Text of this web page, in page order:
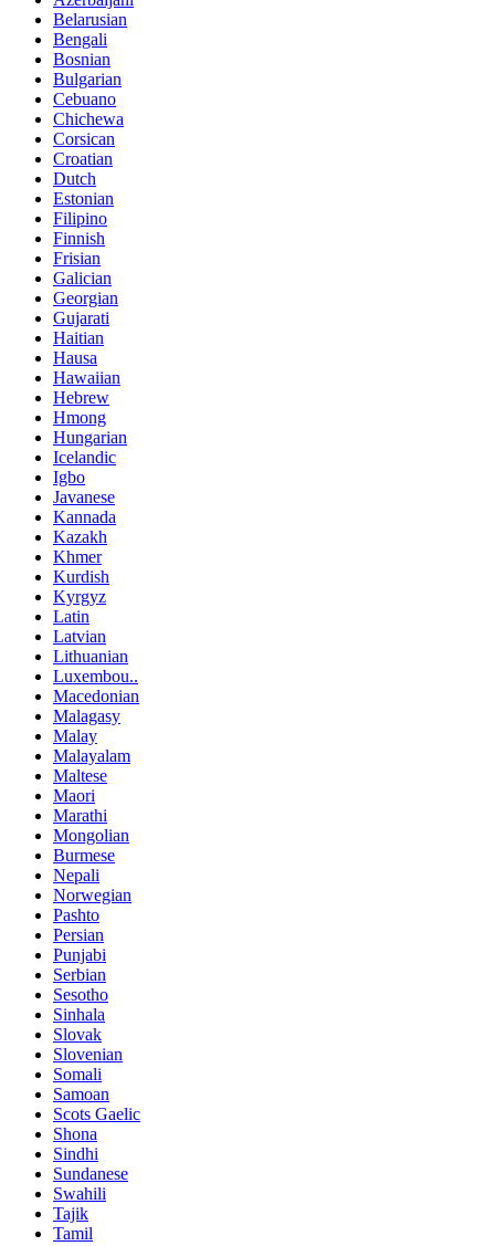
Belarusian
Bengali
Bosnian
Bulgarian
Cebuano
Chichewa
Corsican
Croatian
Dutch
Estonian
Filipino
Finnish
Frisian
Galician
Georgian
Gujarati
Haitian
Hausa
Hawaiian
Hebrew
Hmong
Hungarian
Icelandic
Igbo
Javanese
Kannada
Kazakh
Khmer
Kurdish
Kyrgyz
Latin
Latvian
Lithuanian
Luxembou..
Macedonian
Malagasy
Malay
Malayalam
Maltese
Maori
Marathi
Mongolian
Burmese
Nepali
Norwegian
Pashto
Persian
Punjabi
Serbian
Sesotho
Sinhala
Slovak
Slovenian
Somali
Samoan
Scots Gaelic
Shona
Sindhi
Sundanese
Swahili
Tajik
Tamil